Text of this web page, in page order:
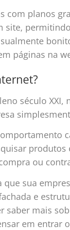
com planos
páginas na
século XXI,
produtos
ou
que sua
e
saber mais
em entrar